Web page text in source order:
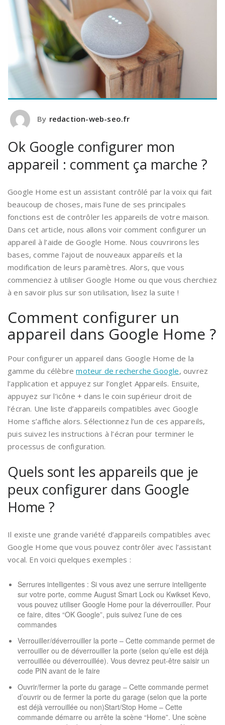
By redaction-web-seo.fr
Ok Google configurer mon
appareil : comment ça marche ?
Google Home est un assistant contrôlé par la voix qui fait
beaucoup de choses, mais l’une de ses principales
fonctions est de contrôler les appareils de votre maison.
Dans cet article, nous allons voir comment configurer un
appareil à l’aide de Google Home. Nous couvrirons les
bases, comme l’ajout de nouveaux appareils et la
modification de leurs paramètres. Alors, que vous
commenciez à utiliser Google Home ou que vous cherchiez
à en savoir plus sur son utilisation, lisez la suite !
Comment configurer un
appareil dans Google Home ?
Pour configurer un appareil dans Google Home de la
gamme du célèbremoteur de recherche Google, ouvrez
l’application et appuyez sur l’onglet Appareils. Ensuite,
appuyez sur l’icône + dans le coin supérieur droit de
l’écran. Une liste d’appareils compatibles avec Google
Home s’affiche alors. Sélectionnez l’un de ces appareils,
puis suivez les instructions à l’écran pour terminer le
processus de configuration.
Quels sont les appareils que je
peux configurer dans Google
Home ?
Il existe une grande variété d’appareils compatibles avec
Google Home que vous pouvez contrôler avec l’assistant
vocal. En voici quelques exemples :
Serrures intelligentes : Si vous avez une serrure intelligente
sur votre porte, comme August Smart Lock ou Kwikset Kevo,
vous pouvez utiliser Google Home pour la déverrouiller. Pour
ce faire, dites “OK Google”, puis suivez l’une de ces
commandes
Verrouiller/déverrouiller la porte – Cette commande permet de
verrouiller ou de déverrouiller la porte (selon qu’elle est déjà
verrouillée ou déverrouillée). Vous devrez peut-être saisir un
code PIN avant de le faire
Ouvrir/fermer la porte du garage – Cette commande permet
d’ouvrir ou de fermer la porte du garage (selon que la porte
est déjà verrouillée ou non)Start/Stop Home – Cette
commande démarre ou arrête la scène “Home”. Une scène